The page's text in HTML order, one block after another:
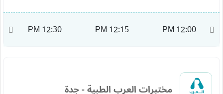
12:00 PM
12:15 PM
12:30 PM
مختبرات العرب الطبية - جدة